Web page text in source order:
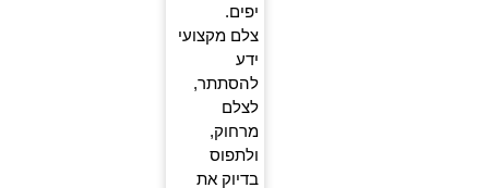
יפים.
צלם מקצועי
ידע
להסתתר,
לצלם
מרחוק,
ולתפוס
בדיוק את